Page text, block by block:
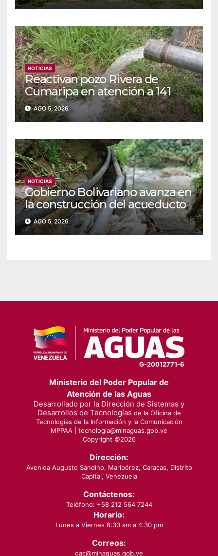
NOTICIAS
Reactivan pozo Rivera de
Cumaripa en atención a 141
familias de Yaracuy
AGO 5, 2026
NOTICIAS
‎Gobierno Bolivariano avanza en
la construcción del acueducto
Las Lajas en Yaracuy
AGO 5, 2026
G-20012771-6
Ministerio del Poder Popular de
Atención de las Aguas
Desarrollado por la Dirección de Sistemas y
Desarrollos de Tecnologías de la Oficina de
Tecnologías de la Información y la Comunicación
MPPAA | tecnologia@minaguas.gob.ve
Copyright ©2026
Dirección:
Avenida Augusto Sandino, Maripérez, Caracas, Distrito
Capital, Venezuela
Contáctenos:
Teléfono: +58 212 564 7244
Horario:
Lunes a Viernes 8:30 am a 4:30 pm
Correos:
oac@minaguas.gob.ve